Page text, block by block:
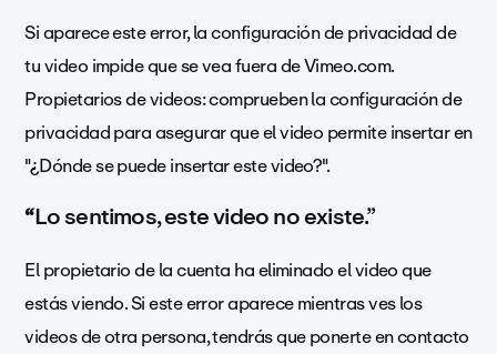
Si aparece este error, la configuración de privacidad de
tu video impide que se vea fuera de Vimeo.com.
Propietarios de videos: comprueben la configuración de
privacidad para asegurar que el video permite insertar en
"¿Dónde se puede insertar este video?".
“Lo sentimos, este video no existe.”
El propietario de la cuenta ha eliminado el video que
estás viendo. Si este error aparece mientras ves los
videos de otra persona, tendrás que ponerte en contacto